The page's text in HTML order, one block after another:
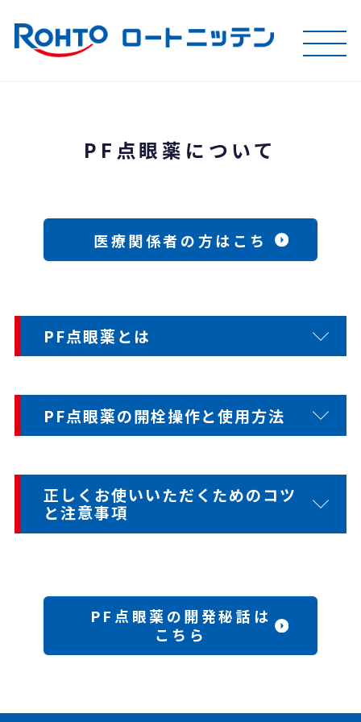
PF点眼薬について
医療関係者の方はこち
PF点眼薬とは
PF点眼薬の開栓操作と使用方法
正しくお使いいただくためのコツ
と注意事項
PF点眼薬の開発秘話は
こちら